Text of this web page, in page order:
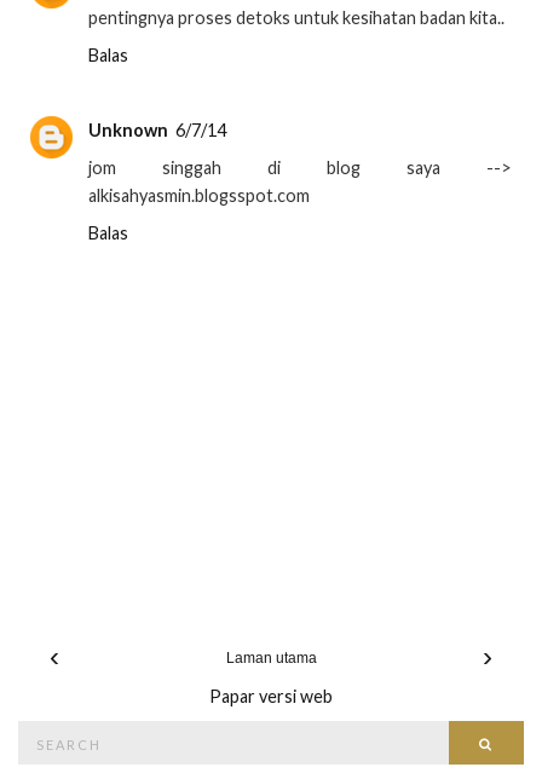
pentingnya proses detoks untuk kesihatan badan kita..
Balas
Unknown 6/7/14
jom singgah di blog saya -->
alkisahyasmin.blogsspot.com
Balas
‹ ›
Laman utama
Papar versi web
for: